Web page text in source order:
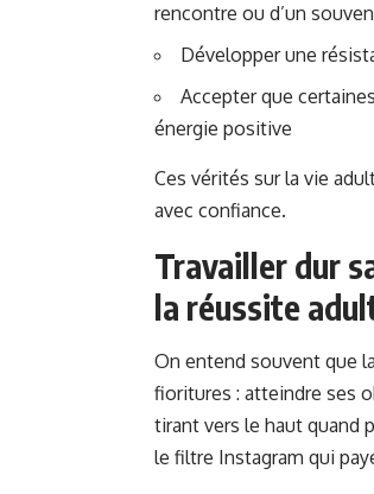
rencontre ou d’un
Développer une
Accepter que
énergie positive
Ces vérités sur la vie
avec confiance.
Travailler dur
la réussite
On entend souvent que
fioritures : atteindre ses
tirant vers le haut quand
le filtre Instagram qui